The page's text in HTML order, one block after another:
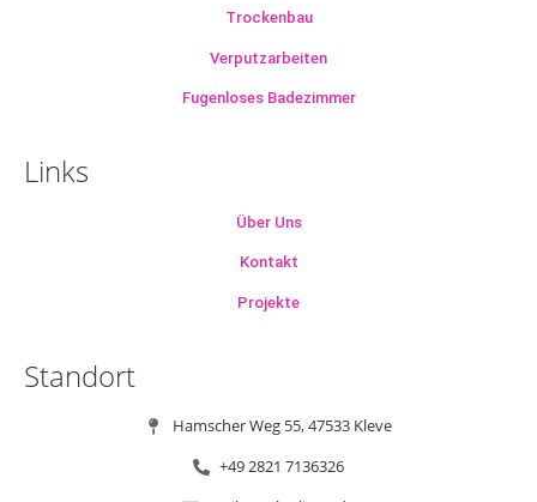
Trockenbau
Verputzarbeiten
Fugenloses Badezimmer
Links
Über Uns
Kontakt
Projekte
Standort
Hamscher Weg 55, 47533 Kleve
+49 2821 7136326